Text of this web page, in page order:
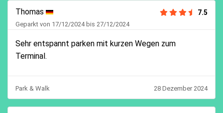
Thomas 7.5
Geparkt von 17/12/2024 bis 27/12/2024
Sehr entspannt parken mit kurzen Wegen zum
Terminal.
Park & Walk 28 Dezember 2024